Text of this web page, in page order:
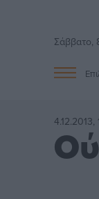
Σάββατο,
4.12.2013,